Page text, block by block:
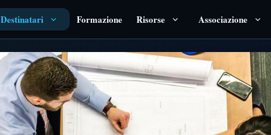
Destinatari Formazione Risorse Associazione